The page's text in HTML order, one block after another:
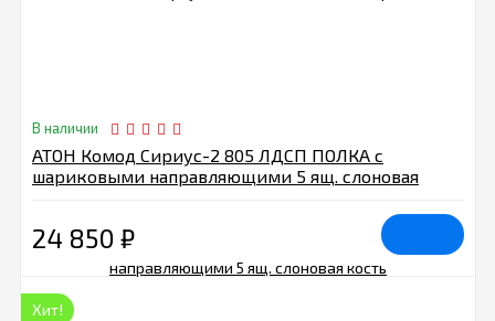
В наличии
АТОН Комод Сириус-2 805 ЛДСП ПОЛКА с
шариковыми направляющими 5 ящ. слоновая
24 850 ₽
Хит!